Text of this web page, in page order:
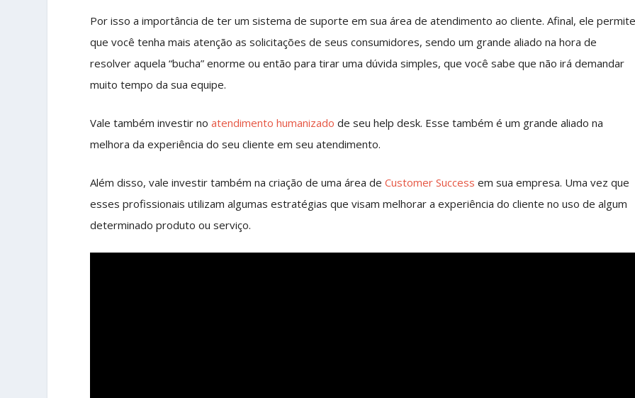
Por isso a importância de ter um sistema de suporte em sua área de atendimento ao cliente. Afinal, ele
que você tenha mais atenção as solicitações de seus consumidores, sendo um grande aliado na hora de
resolver aquela “bucha” enorme ou então para tirar uma dúvida simples, que você sabe que não irá demandar
muito tempo da sua equipe.
Vale também investir noatendimento humanizado de seu help desk. Esse também é um grande aliado na
melhora da experiência do seu cliente em seu atendimento.
Além disso, vale investir também na criação de uma área deCustomer Success em sua empresa. Uma vez que
esses profissionais utilizam algumas estratégias que visam melhorar a experiência do cliente no uso de algum
determinado produto ou serviço.